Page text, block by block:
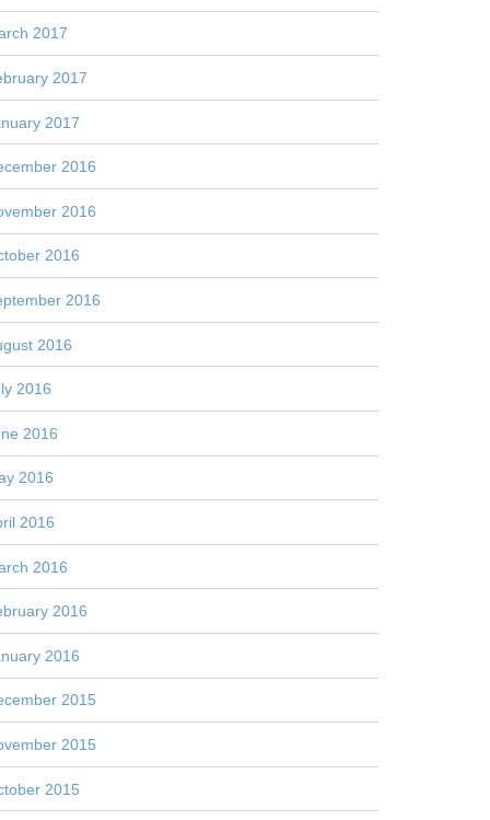
2017
2017
2017
2016
2016
2016
2016
2016
2016
2016
2016
2016
2016
2016
2016
2015
2015
2015